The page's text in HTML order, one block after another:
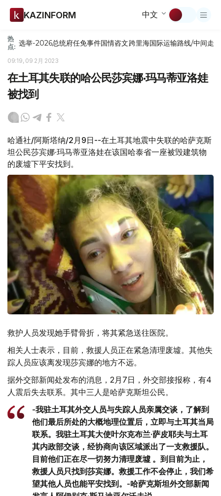
KAZINFORM 中文
热
点: 选举-2026总统府任免事件国情咨文跨里海国际运输路线/中间走廊
09:19, 09 2月 2023
在土耳其失联的哈公民莎宾娜·玛马蒂亚洛娃
被找到
哈通社/阿斯塔纳/2月9日--在土耳其地震中失联的哈萨克斯
坦公民莎宾娜·玛马蒂亚洛娃在该国哈泰省一座被毁建筑物
的废墟下平安找到。
救护人员发现她手臂骨折，将其紧急送往医院。
相关人士表示，目前，救援人员正在紧急清理废墟。其他失
踪人员应该离发现莎宾娜的地方不远。
据外交部新闻处发布的消息，2月7日，外交部接报称，有4
人震后失去联系。其中三人是哈萨克斯坦公民。
-我驻土耳其外交人员与失踪人员亲属交谈，了解到
他们最后所处的大概地理位置后，立即与土耳其当局
联系。我驻土耳其大使叶尔克布兰·萨皮耶夫与土耳
其内政部交谈，经协商向该区域派出了一支救援队。
目前他们正在尽一切努力清理废墟 。到目前为止，
救援人员只找到莎宾娜。救援工作不会停止，我们希
望其他人员也能平安找到。-哈萨克斯坦外交部新闻